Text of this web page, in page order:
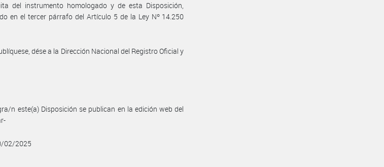
del instrumento homologado y de esta Disposición,
en el tercer párrafo del Artículo 5 de la Ley Nº 14.250
dése a la Dirección Nacional del Registro Oficial y
n este(a) Disposición se publican en la edición web del
02/2025